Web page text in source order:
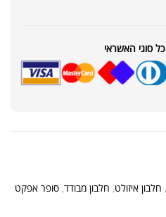
סוגי האשראי
, חלבון איזולט, חלבון מבודד, סופר אפקט